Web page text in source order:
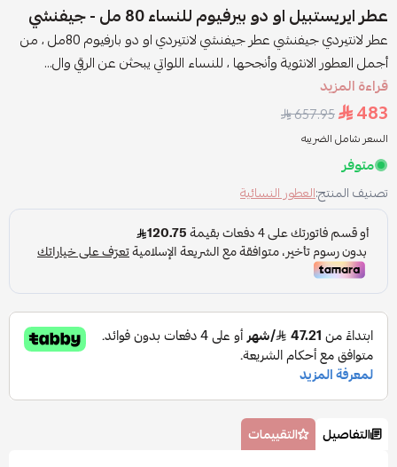
عطر ايريستبيل او دو بيرفيوم للنساء 80 مل - جيفنشي
عطر لانتيردي جيفنشي عطر جيفنشي لانتيردي او دو بارفيوم 80مل ، من
أجمل العطور الانثوية وأنجحها ، للنساء اللواتي يبحثن عن الرقي وال...
قراءة المزيد
483
657.95
السعر شامل الضريبه
متوفر
تصنيف المنتج:العطور النسائية
التفاصيل التقييمات